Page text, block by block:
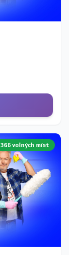
366 volných míst